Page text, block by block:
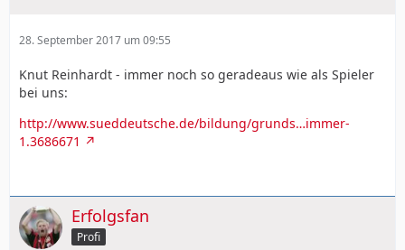
28. September 2017 um 09:55
Knut Reinhardt - immer noch so geradeaus wie als Spieler
bei uns:
http://www.sueddeutsche.de/bildung/grunds…immer-
1.3686671
Erfolgsfan
Profi